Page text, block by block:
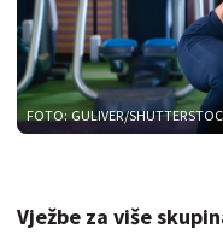
FOTO: GULIVER/
Vježbe za više